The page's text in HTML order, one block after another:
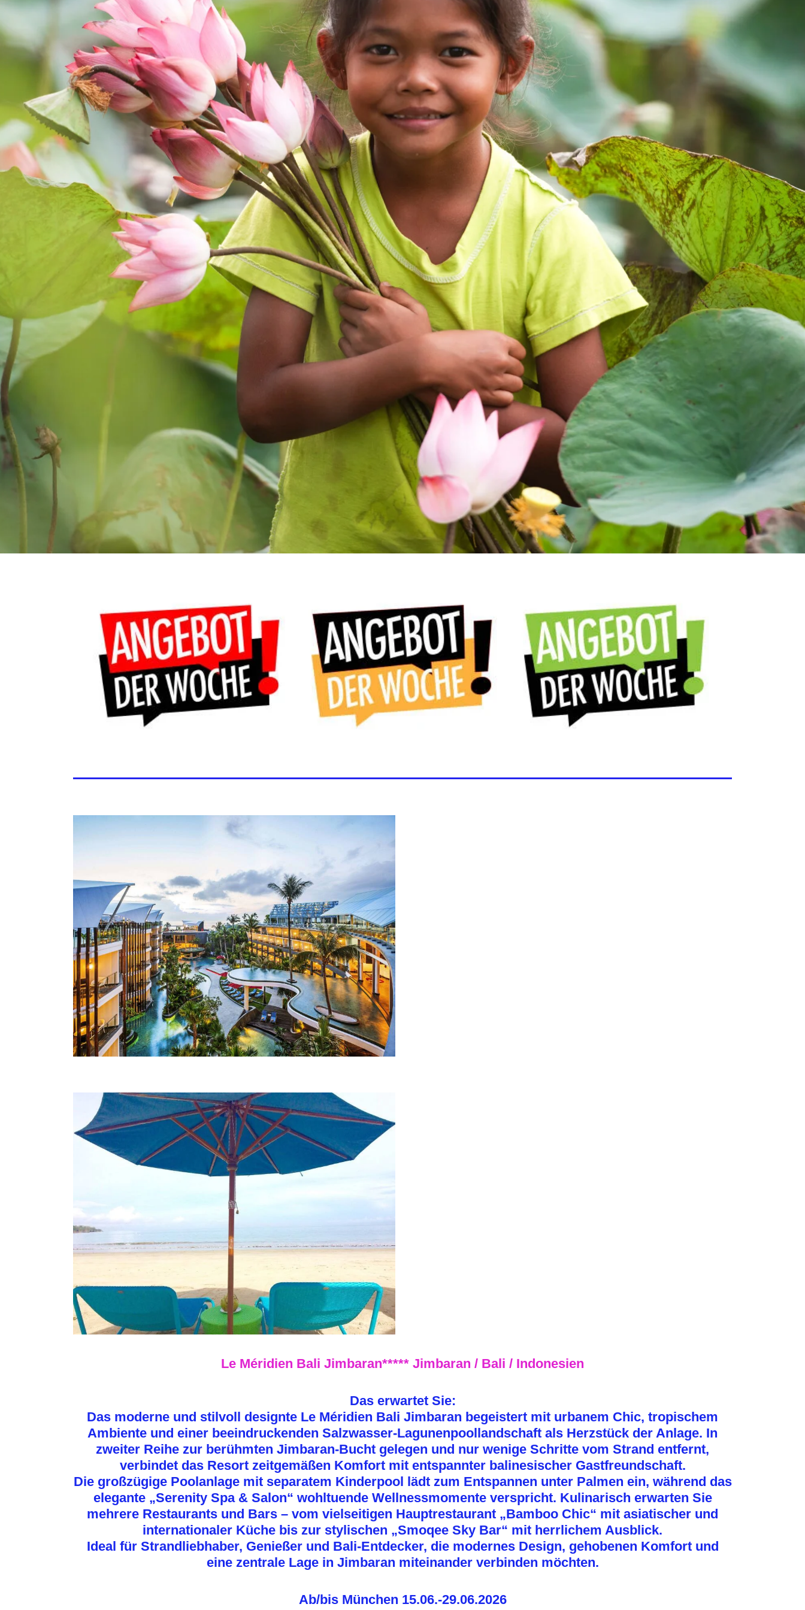
Le Méridien Bali Jimbaran***** Jimbaran / Bali / Indonesien
Das erwartet Sie:
Das moderne und stilvoll designte Le Méridien Bali Jimbaran begeistert mit urbanem Chic, tropischem
Ambiente und einer beeindruckenden Salzwasser-Lagunenpoollandschaft als Herzstück der Anlage. In
zweiter Reihe zur berühmten Jimbaran-Bucht gelegen und nur wenige Schritte vom Strand entfernt,
verbindet das Resort zeitgemäßen Komfort mit entspannter balinesischer Gastfreundschaft.
Die großzügige Poolanlage mit separatem Kinderpool lädt zum Entspannen unter Palmen ein, während das
elegante „Serenity Spa & Salon“ wohltuende Wellnessmomente verspricht. Kulinarisch erwarten Sie
mehrere Restaurants und Bars – vom vielseitigen Hauptrestaurant „Bamboo Chic“ mit asiatischer und
internationaler Küche bis zur stylischen „Smoqee Sky Bar“ mit herrlichem Ausblick.
Ideal für Strandliebhaber, Genießer und Bali-Entdecker, die modernes Design, gehobenen Komfort und
eine zentrale Lage in Jimbaran miteinander verbinden möchten.
Ab/bis München 15.06.-29.06.2026